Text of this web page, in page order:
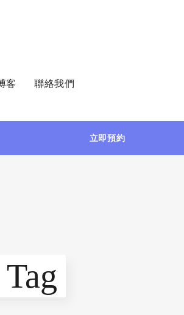
客 聯絡我們
立即預約